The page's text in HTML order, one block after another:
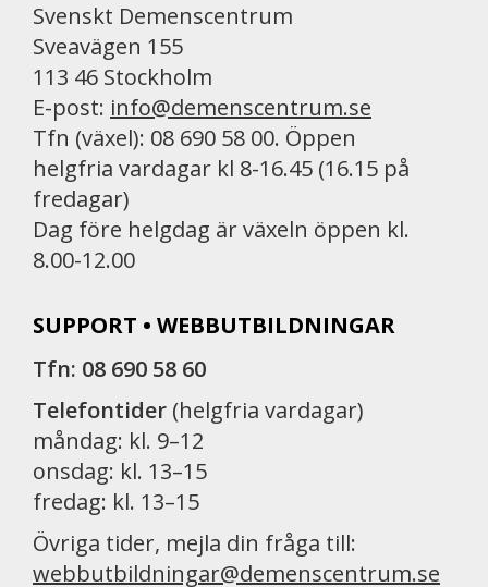
Svenskt Demenscentrum
Sveavägen 155
113 46 Stockholm
E-post: info@demenscentrum.se
Tfn (växel): 08 690 58 00. Öppen
helgfria vardagar kl 8-16.45 (16.15 på
fredagar)
Dag före helgdag är växeln öppen kl.
8.00-12.00
SUPPORT • WEBBUTBILDNINGAR
Tfn: 08 690 58 60
Telefontider (helgfria vardagar)
måndag: kl. 9–12
onsdag: kl. 13–15
fredag: kl. 13–15
Övriga tider, mejla din fråga till:
webbutbildningar@demenscentrum.se